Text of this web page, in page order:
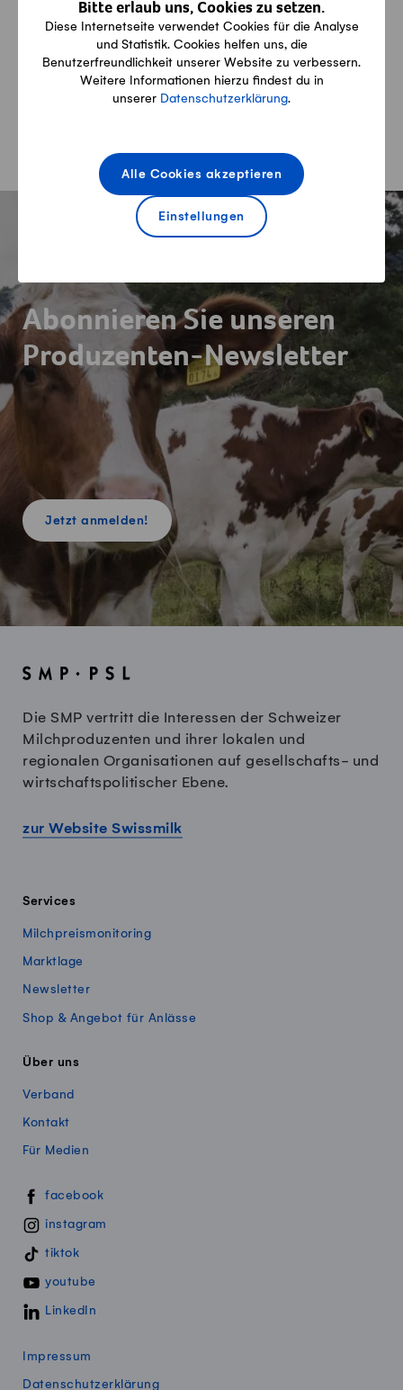
Bitte erlaub uns, Cookies zu setzen.
Diese Internetseite verwendet Cookies für die Analyse
und Statistik. Cookies helfen uns, die
Benutzerfreundlichkeit unserer Website zu verbessern.
Weitere Informationen hierzu findest du in
unserer Datenschutzerklärung.
Einstellungen
Alle Cookies akzeptieren
Alles über Lieferung, Zahlung und Rückgabe
Warenkorb
Abonnieren Sie unseren
Produzenten-Newsletter
Jetzt anmelden!
Die SMP vertritt die Interessen der Schweizer
Milchproduzenten und ihrer lokalen und
regionalen Organisationen auf gesellschafts- und
wirtschaftspolitischer Ebene.
zur Website Swissmilk
Services
Milchpreismonitoring
Marktlage
Newsletter
Shop & Angebot für Anlässe
Über uns
Verband
Kontakt
Für Medien
Swissmillk auf Social Media
facebook
instagram
tiktok
youtube
LinkedIn
Impressum
Datenschutzerklärung